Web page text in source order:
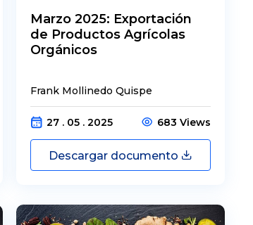
Marzo 2025: Exportación
de Productos Agrícolas
Orgánicos
Frank Mollinedo Quispe
27 . 05 . 2025 683 Views
Descargar documento